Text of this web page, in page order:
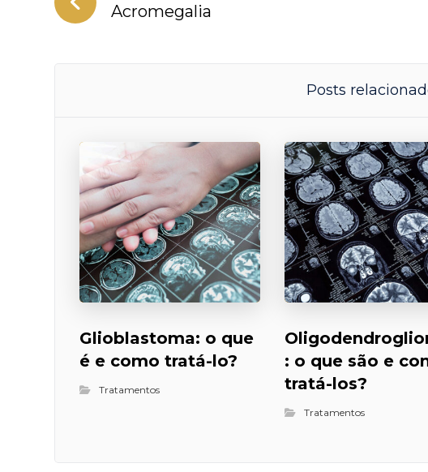
Acromegalia
Posts
Glioblastoma: o que
é e como tratá-lo?
Tratamentos
: o que são e
tratá-los?
Tratamentos